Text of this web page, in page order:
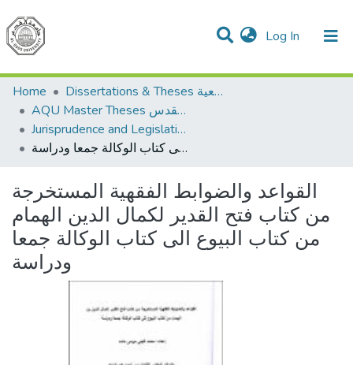
Log In (current)
Communities & Collections
All of DSpace
Home
Dissertations & Theses الرسائل الجامعية
AQU Master Theses الرسائل الجامعية الخاصة بجامعة القدس
Jurisprudence and Legislation الفقه والتشريع
القواعد والضوابط الفقهية المستخرجة من كتاب فتح القدير لكمال الدين الهمام من كتاب البيوع الى كتاب الوكالة جمعا ودراسة
القواعد والضوابط الفقهية المستخرجة
من كتاب فتح القدير لكمال الدين الهمام
من كتاب البيوع الى كتاب الوكالة جمعا
ودراسة